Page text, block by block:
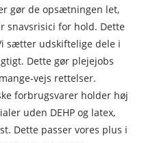
gør de opsætningen let,
snavsrisici for hold. Dette
sætter udskiftelige dele i
Dette gør plejejobs
vejs rettelser.
forbrugsvarer holder høj
uden DEHP og latex,
Dette passer vores plus i